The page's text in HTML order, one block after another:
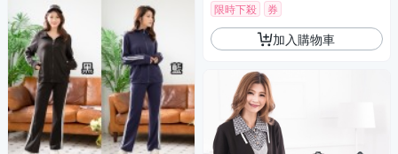
限時下殺 券
加入購物車